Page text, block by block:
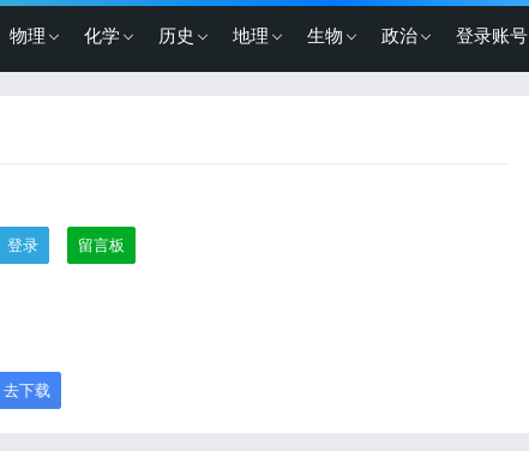
物理 化学 历史 地理 生物 政治 登录账号
登录 留言板
去下载